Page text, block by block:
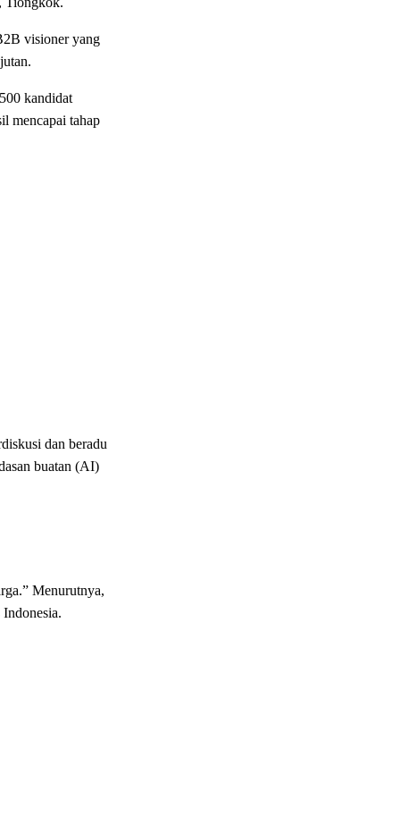
visioner yang
kandidat
mencapai tahap
dan beradu
buatan (AI)
Menurutnya,